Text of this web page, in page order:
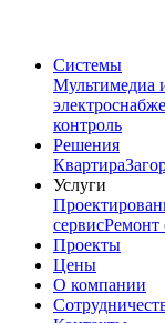
Системы
Мультимедиа
контроль
Решения
Квартира
Услуги
сервис
Проекты
Цены
О компании